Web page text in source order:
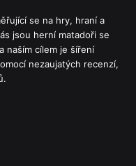
se na hry, hraní a
jsou herní matadoři se
naším cílem je šíření
nezaujatých recenzí,